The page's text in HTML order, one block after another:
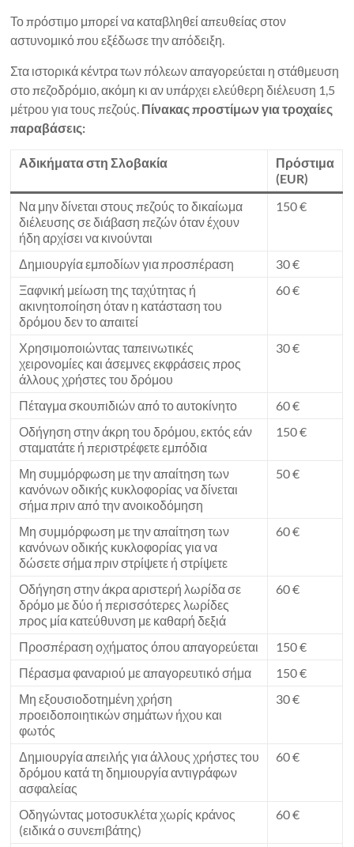
Το πρόστιμο μπορεί να καταβληθεί απευθείας στον
αστυνομικό που εξέδωσε την απόδειξη.
Στα ιστορικά κέντρα των πόλεων απαγορεύεται η στάθμευση
στο πεζοδρόμιο, ακόμη κι αν υπάρχει ελεύθερη διέλευση 1,5
μέτρου για τους πεζούς. Πίνακας προστίμων για τροχαίες
παραβάσεις:
Αδικήματα στη Σλοβακία
Πρόστιμα
(EUR)
Να μην δίνεται στους πεζούς το δικαίωμα
διέλευσης σε διάβαση πεζών όταν έχουν
ήδη αρχίσει να κινούνται
150 €
Δημιουργία εμποδίων για προσπέραση
30 €
Ξαφνική μείωση της ταχύτητας ή
ακινητοποίηση όταν η κατάσταση του
δρόμου δεν το απαιτεί
60 €
Χρησιμοποιώντας ταπεινωτικές
χειρονομίες και άσεμνες εκφράσεις προς
άλλους χρήστες του δρόμου
30 €
Πέταγμα σκουπιδιών από το αυτοκίνητο
60 €
Οδήγηση στην άκρη του δρόμου, εκτός εάν
σταματάτε ή περιστρέφετε εμπόδια
150 €
Μη συμμόρφωση με την απαίτηση των
κανόνων οδικής κυκλοφορίας να δίνεται
σήμα πριν από την ανοικοδόμηση
50 €
Μη συμμόρφωση με την απαίτηση των
κανόνων οδικής κυκλοφορίας για να
δώσετε σήμα πριν στρίψετε ή στρίψετε
60 €
Οδήγηση στην άκρα αριστερή λωρίδα σε
δρόμο με δύο ή περισσότερες λωρίδες
προς μία κατεύθυνση με καθαρή δεξιά
60 €
Προσπέραση οχήματος όπου απαγορεύεται
150 €
Πέρασμα φαναριού με απαγορευτικό σήμα
150 €
Μη εξουσιοδοτημένη χρήση
προειδοποιητικών σημάτων ήχου και
φωτός
30 €
Δημιουργία απειλής για άλλους χρήστες του
δρόμου κατά τη δημιουργία αντιγράφων
ασφαλείας
60 €
Οδηγώντας μοτοσυκλέτα χωρίς κράνος
(ειδικά ο συνεπιβάτης)
60 €